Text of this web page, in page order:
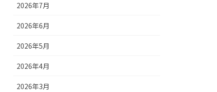
2026年7月
2026年6月
2026年5月
2026年4月
2026年3月